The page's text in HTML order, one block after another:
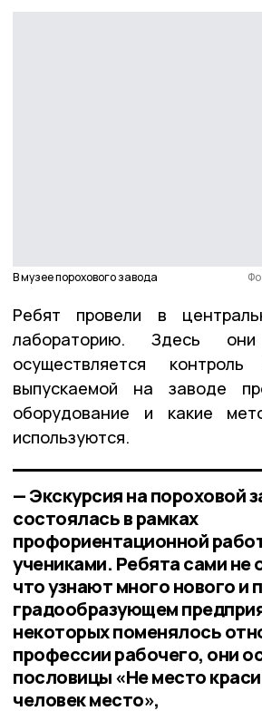
В музее порохового завода
Ребят провели в
лабораторию. Здесь
осуществляется
выпускаемой на заводе
оборудование и какие
используются.
— Экскурсия на пороховой
состоялась в рамках
профориентационной
учениками. Ребята сами не
что узнают много нового и
градообразующем
некоторых поменялось
профессии рабочего, они
пословицы «Не место
человек место»,